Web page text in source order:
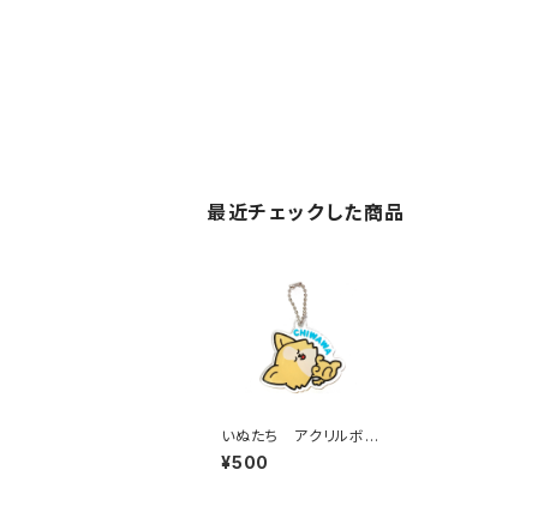
最近チェックした商品
いぬたち アクリルボ
ールチェーン（チワワ）
¥500